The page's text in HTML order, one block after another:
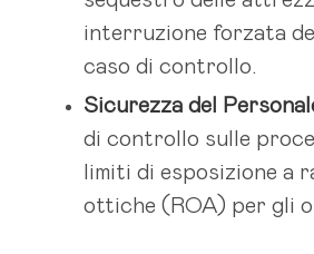
interruzione forzata
caso di controllo.
Sicurezza del
di controllo sulle
limiti di esposizione a
ottiche (ROA) per gli